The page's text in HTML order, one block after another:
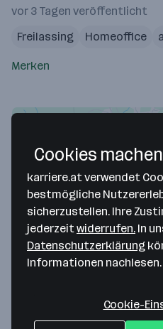
vor 3 Tagen veröffentlicht
Freilassing
Homeoffice
Merken
Sägewerkstraße 3
Cookies
karriere.at verwendet
bestmögliche
sicherzustellen. Ihre
jederzeit widerrufen. In
Datenschutzerklärung
Informationen nachlesen.
Cookie-